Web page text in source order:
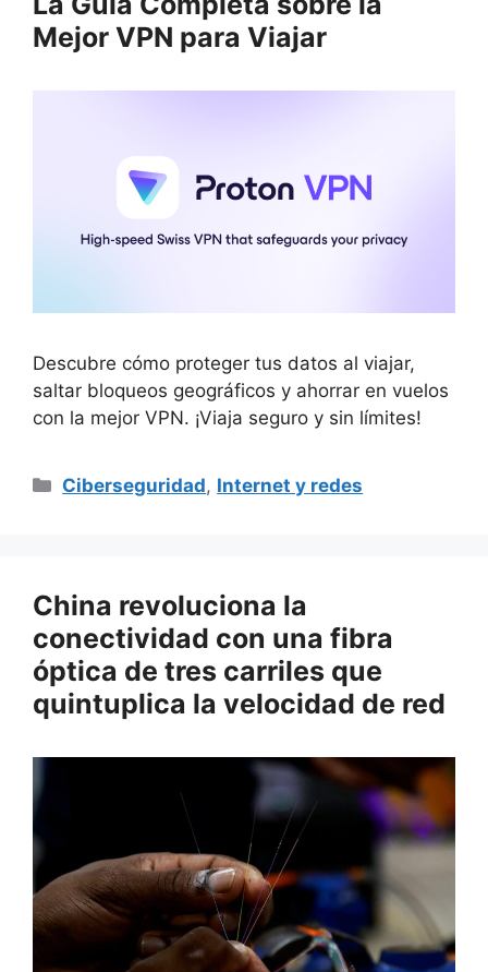
Mejor VPN para Viajar
Descubre cómo proteger tus datos al viajar,
saltar bloqueos geográficos y ahorrar en vuelos
con la mejor VPN. ¡Viaja seguro y sin límites!
Categorías
Ciberseguridad, Internet y redes
China revoluciona la
conectividad con una fibra
óptica de tres carriles que
quintuplica la velocidad de red